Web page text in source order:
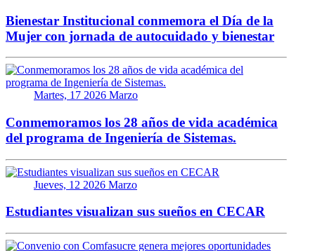
Bienestar Institucional conmemora el Día de la
Mujer con jornada de autocuidado y bienestar
Martes, 17 2026 Marzo
Conmemoramos los 28 años de vida académica
del programa de Ingeniería de Sistemas.
Jueves, 12 2026 Marzo
Estudiantes visualizan sus sueños en CECAR